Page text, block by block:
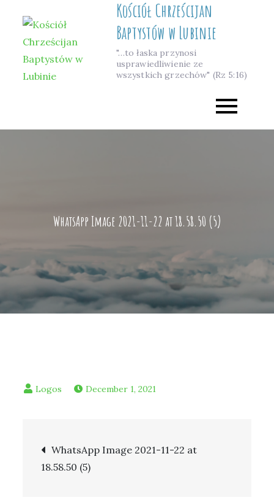
content
Kościół Chrześcijan
Baptystów w Lubinie
"…to łaska przynosi
usprawiedliwienie ze
wszystkich grzechów" (Rz 5:16)
WhatsApp Image 2021-11-22 at 18.58.50 (5)
December 1, 2021
Post
navigation
WhatsApp Image 2021-11-22 at
18.58.50 (5)